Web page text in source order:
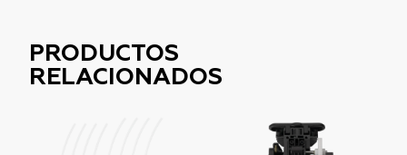
PRODUCTOS
RELACIONADOS